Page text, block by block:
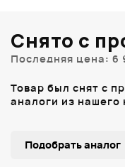
Снято с
Последняя цена: 6
Товар был снят с
аналоги из нашего
Подобрать аналог